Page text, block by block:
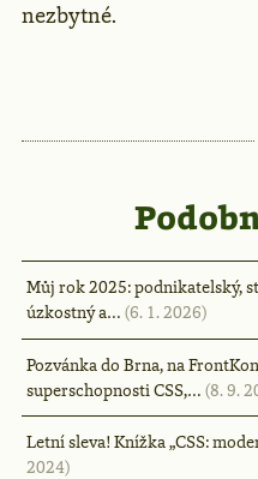
nezbytné.
Můj rok 2025: podnikatelský,
úzkostný a… (6. 1. 2026)
Pozvánka do Brna, na
superschopnosti CSS,… (8. 9.
Letní sleva! Knížka „CSS:
2024)